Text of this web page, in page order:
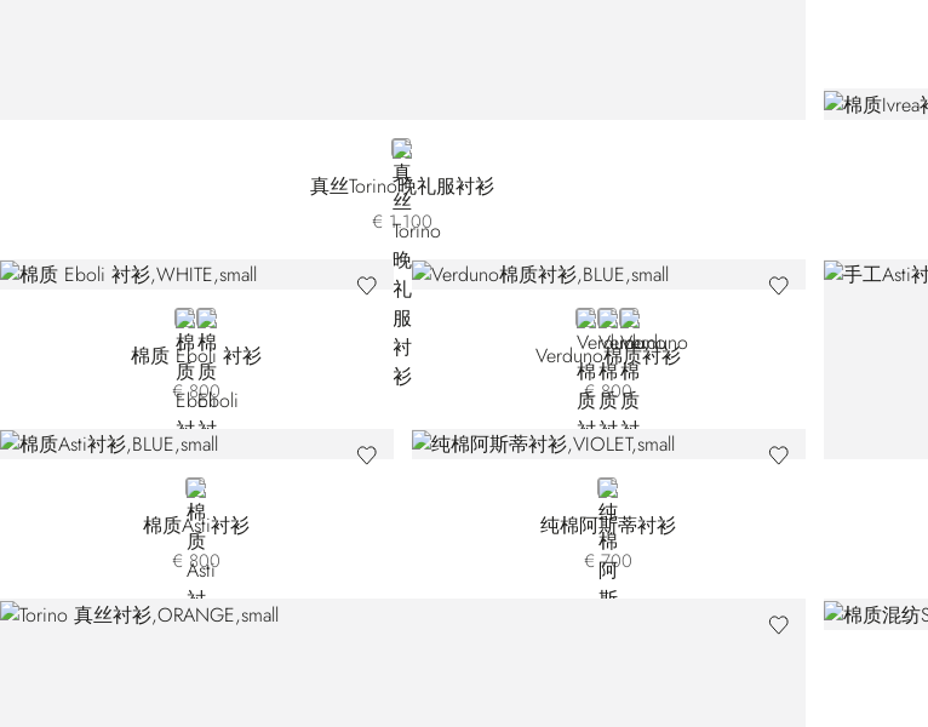
BLUE
真丝Torino晚礼服衬衫
€ 1.100
WHITEBLUE R3066-003
棉质 Eboli 衬衫
€ 800
BLUE EX2706-100
BLUE EX2706-200
BLUE EX2706-300
Verduno棉质衬衫
€ 800
BLUE
棉质Asti衬衫
€ 800
VIOLET
纯棉阿斯蒂衬衫
€ 700